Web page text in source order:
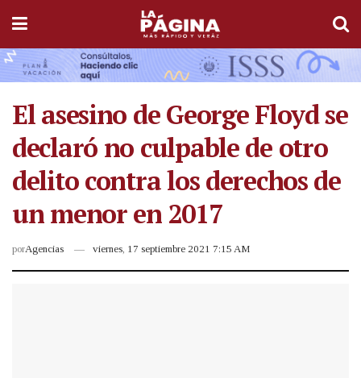
El asesino de George Floyd se
declaró no culpable de otro
delito contra los derechos de
un menor en 2017
porAgencias viernes, 17 septiembre 2021 7:15 AM